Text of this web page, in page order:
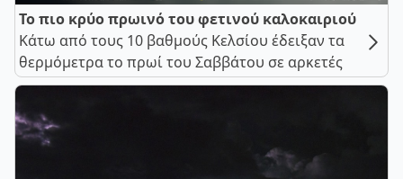
Το πιο κρύο πρωινό του φετινού καλοκαιριού
Κάτω από τους 10 βαθμούς Κελσίου έδειξαν τα
θερμόμετρα το πρωί του Σαββάτου σε αρκετές